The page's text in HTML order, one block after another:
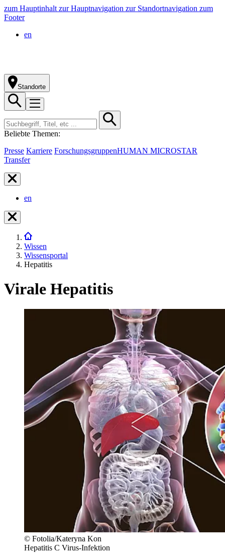
zum Hauptinhalt zur Hauptnavigation zur Standortnavigation zum
Footer
en
Standorte
Beliebte Themen:
Presse Karriere ForschungsgruppenHUMAN MICROSTAR
Transfer
en
Wissen
Wissensportal
Hepatitis
Virale Hepatitis
© Fotolia/Kateryna Kon
Hepatitis C Virus-Infektion